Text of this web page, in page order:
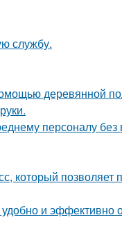
службу.
деревянной
персоналу
который позволяет
и эффективно